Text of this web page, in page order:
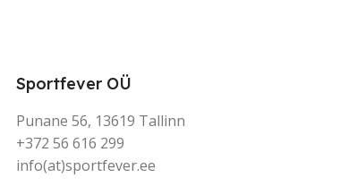
Sportfever OÜ
Punane 56, 13619 Tallinn
+372 56 616 299
info(at)sportfever.ee